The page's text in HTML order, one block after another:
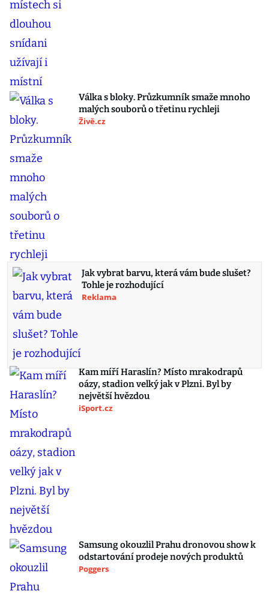
Válka s bloky. Průzkumník smaže mnoho
malých souborů o třetinu rychleji
Živě.cz
Jak vybrat barvu, která vám bude slušet?
Tohle je rozhodující
Reklama
Kam míří Haraslín? Místo mrakodrapů
oázy, stadion velký jak v Plzni. Byl by
největší hvězdou
iSport.cz
Samsung okouzlil Prahu dronovou show k
odstartování prodeje nových produktů
Poggers